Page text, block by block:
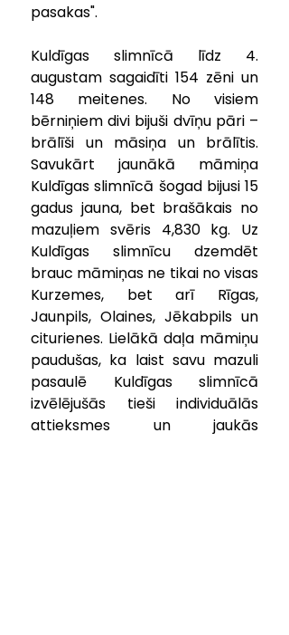
pasakas".
Kuldīgas slimnīcā līdz 4.
augustam sagaidīti 154 zēni un
148 meitenes. No visiem
bērniņiem divi bijuši dvīņu pāri –
brālīši un māsiņa un brālītis.
Savukārt jaunākā māmiņa
Kuldīgas slimnīcā šogad bijusi 15
gadus jauna, bet brašākais no
mazuļiem svēris 4,830 kg. Uz
Kuldīgas slimnīcu dzemdēt
brauc māmiņas ne tikai no visas
Kurzemes, bet arī Rīgas,
Jaunpils, Olaines, Jēkabpils un
citurienes. Lielākā daļa māmiņu
paudušas, ka laist savu mazuli
pasaulē Kuldīgas slimnīcā
izvēlējušās tieši individuālās
attieksmes un jaukās